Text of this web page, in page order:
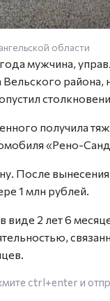
области
года мужчина,
района,
получила
«Рено-
После
1 млн рублей.
виде 2 лет 6
ctrl+enterи